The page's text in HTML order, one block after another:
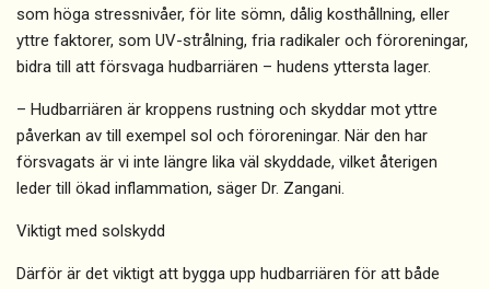
som höga stressnivåer, för lite sömn, dålig kosthållning, eller
yttre faktorer, som UV-strålning, fria radikaler och föroreningar,
bidra till att försvaga hudbarriären – hudens yttersta lager.
– Hudbarriären är kroppens rustning och skyddar mot yttre
påverkan av till exempel sol och föroreningar. När den har
försvagats är vi inte längre lika väl skyddade, vilket återigen
leder till ökad inflammation, säger Dr. Zangani.
Viktigt med solskydd
Därför är det viktigt att bygga upp hudbarriären för att både